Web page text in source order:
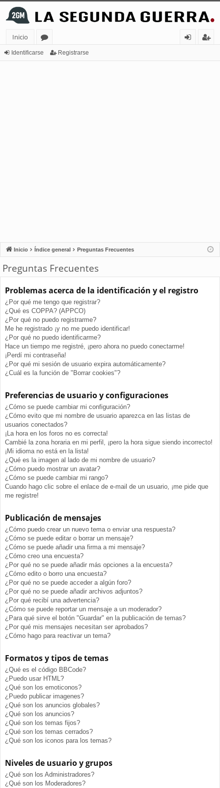
Inicio
or
Identificarse Registrarse
Inicio Índice general Preguntas Frecuentes
Preguntas Frecuentes
Problemas acerca de la identificación y el registro
¿Por qué me tengo que registrar?
¿Qué es COPPA? (APPCO)
¿Por qué no puedo registrarme?
Me he registrado ¡y no me puedo identificar!
¿Por qué no puedo identificarme?
Hace un tiempo me registré, ¡pero ahora no puedo conectarme!
¡Perdí mi contraseña!
¿Por qué mi sesión de usuario expira automáticamente?
¿Cuál es la función de "Borrar cookies"?
Preferencias de usuario y configuraciones
¿Cómo se puede cambiar mi configuración?
¿Cómo evito que mi nombre de usuario aparezca en las listas de
usuarios conectados?
¡La hora en los foros no es correcta!
Cambié la zona horaria en mi perfil, ¡pero la hora sigue siendo incorrecto!
¡Mi idioma no está en la lista!
¿Qué es la imagen al lado de mi nombre de usuario?
¿Cómo puedo mostrar un avatar?
¿Cómo se puede cambiar mi rango?
Cuando hago clic sobre el enlace de e-mail de un usuario, ¡me pide que
me registre!
Publicación de mensajes
¿Cómo puedo crear un nuevo tema o enviar una respuesta?
¿Cómo se puede editar o borrar un mensaje?
¿Cómo se puede añadir una firma a mi mensaje?
¿Cómo creo una encuesta?
¿Por qué no se puede añadir más opciones a la encuesta?
¿Cómo edito o borro una encuesta?
¿Por qué no se puede acceder a algún foro?
¿Por qué no se puede añadir archivos adjuntos?
¿Por qué recibí una advertencia?
¿Cómo se puede reportar un mensaje a un moderador?
¿Para qué sirve el botón "Guardar" en la publicación de temas?
¿Por qué mis mensajes necesitan ser aprobados?
¿Cómo hago para reactivar un tema?
Formatos y tipos de temas
¿Qué es el código BBCode?
¿Puedo usar HTML?
¿Qué son los emoticonos?
¿Puedo publicar imagenes?
¿Qué son los anuncios globales?
¿Qué son los anuncios?
¿Qué son los temas fijos?
¿Qué son los temas cerrados?
¿Qué son los iconos para los temas?
Niveles de usuario y grupos
¿Qué son los Administradores?
¿Qué son los Moderadores?